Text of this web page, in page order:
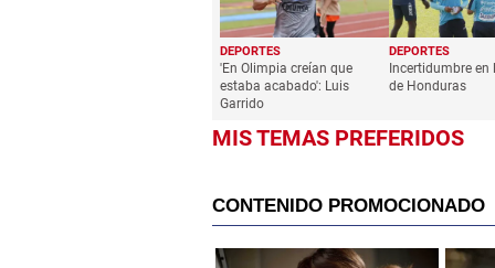
DEPORTES
'En Olimpia creían que
estaba acabado': Luis
Garrido
DEPORTES
Incertidumbre en
de Honduras
MIS TEMAS PREFERIDOS